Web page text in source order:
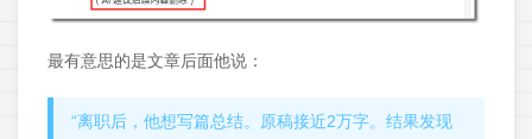
最有意思的是文章后面他说：
“离职后，他想写篇总结。原稿接近2万字。结果发现